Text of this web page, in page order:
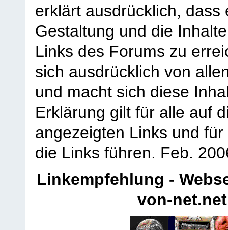
erklärt ausdrücklich,
Gestaltung und die
Links des Forums zu
sich ausdrücklich von
und macht sich diese
Erklärung gilt für alle auf
angezeigten Links und
die Links führen. Feb.
Linkempfehlung -
von-net.net